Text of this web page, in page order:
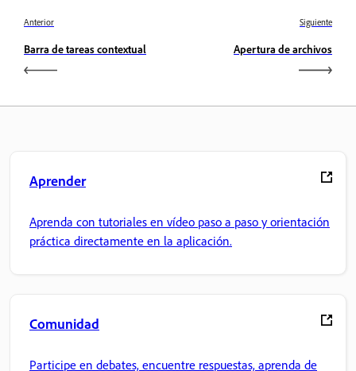
Anterior
Barra de tareas contextual
Siguiente
Apertura de archivos
Aprender
Aprenda con tutoriales en vídeo paso a paso y orientación
práctica directamente en la aplicación.
Comunidad
Participe en debates, encuentre respuestas, aprenda de